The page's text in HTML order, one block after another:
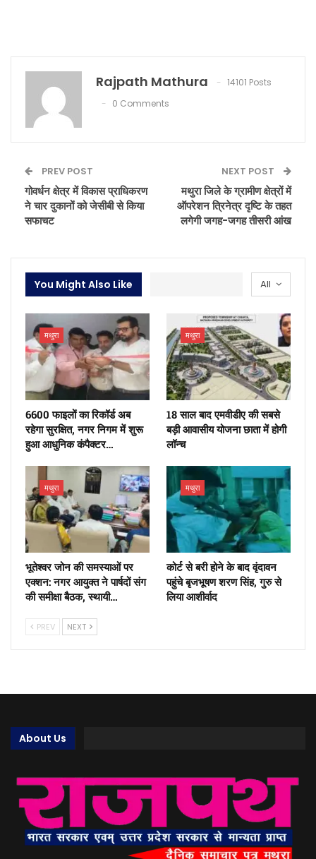
Rajpath Mathura
14101 Posts
0 Comments
PREV POST
गोवर्धन क्षेत्र में विकास प्राधिकरण
ने चार दुकानों को जेसीबी से किया
सफाचट
NEXT POST
मथुरा जिले के ग्रामीण क्षेत्रों में
ऑपरेशन त्रिनेत्र दृष्टि के तहत
लगेगी जगह-जगह तीसरी आंख
All
You Might Also Like
मथुरा
6600 फाइलों का रिकॉर्ड अब
रहेगा सुरक्षित, नगर निगम में शुरू
हुआ आधुनिक कंपैक्टर…
मथुरा
18 साल बाद एमवीडीए की सबसे
बड़ी आवासीय योजना छाता में होगी
लॉन्च
मथुरा
भूतेश्वर जोन की समस्याओं पर
एक्शन: नगर आयुक्त ने पार्षदों संग
की समीक्षा बैठक, स्थायी…
मथुरा
कोर्ट से बरी होने के बाद वृंदावन
पहुंचे बृजभूषण शरण सिंह, गुरु से
लिया आशीर्वाद
PREV NEXT
About Us